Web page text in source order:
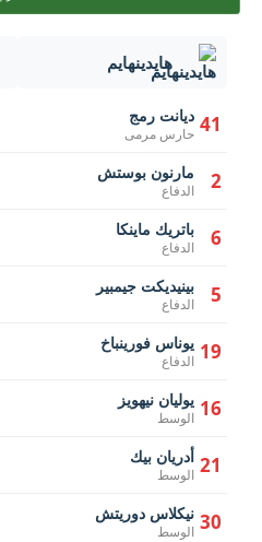
هايدينهايم
41 ديانت رمج
حارس مرمى
2 مارنون بوستش
الدفاع
6 باتريك ماينكا
الدفاع
5 بينيديكت جيمبير
الدفاع
19 يوناس فورينباخ
الدفاع
16 يوليان نيهويز
الوسط
21 أدريان بيك
الوسط
30 نيكلاس دوريتش
الوسط